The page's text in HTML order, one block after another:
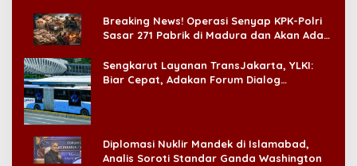
Breaking News! Operasi Senyap KPK-Polri
Sasar 271 Pabrik di Madura dan Akan Ada
Sengkarut Layanan TransJakarta, YLKI:
Biar Cepat, Adakan Forum Dialog
Diplomasi Nuklir Mandek di Islamabad,
Analis Soroti Standar Ganda Washington